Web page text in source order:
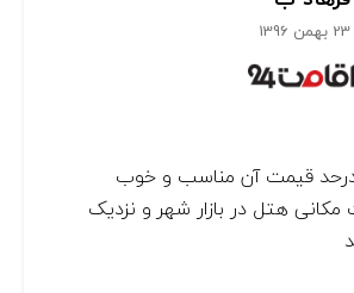
23 بهمن 1396
درحد قیمت آن مناسب و خوب
هتل در بازار شهر و نزدیک